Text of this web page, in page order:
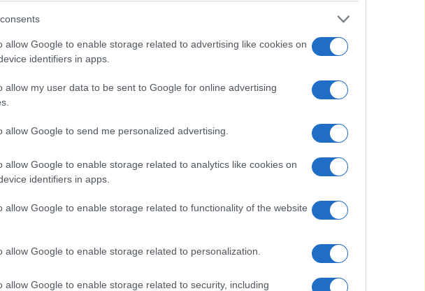
allow Google to enable storage related to advertising like cookies on
identifiers in apps.
allow my user data to be sent to Google for online advertising
allow Google to send me personalized advertising.
allow Google to enable storage related to analytics like cookies on
identifiers in apps.
allow Google to enable storage related to functionality of the website
allow Google to enable storage related to personalization.
allow Google to enable storage related to security, including
creatividad;
a las marcas entender mejor a su audiencia.
datos nos cuentan una historia interesante
Cada clic, cada visita y cada
que puede guiar nuestras decisiones de
expectativas de los consumidores cambian
ágiles y adaptarse rápidamente. Las
solían basarse en suposiciones y
atrás.¿Cómo podemos seguir siendo
de herramientas avanzadas de análisis de
tendencias emergentes, segmentar
supuesto, optimizar su